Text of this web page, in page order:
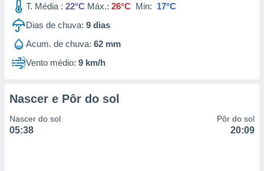
utilizar
criar
medir
da
T. Média : 22°C Máx.: 26°C Min: 17°C
Dias de chuva: 9 dias
Acum. de chuva: 62 mm
Vento médio: 9 km/h
Nascer e Pôr do sol
Nascer do sol
05:38
Pôr do sol
20:09